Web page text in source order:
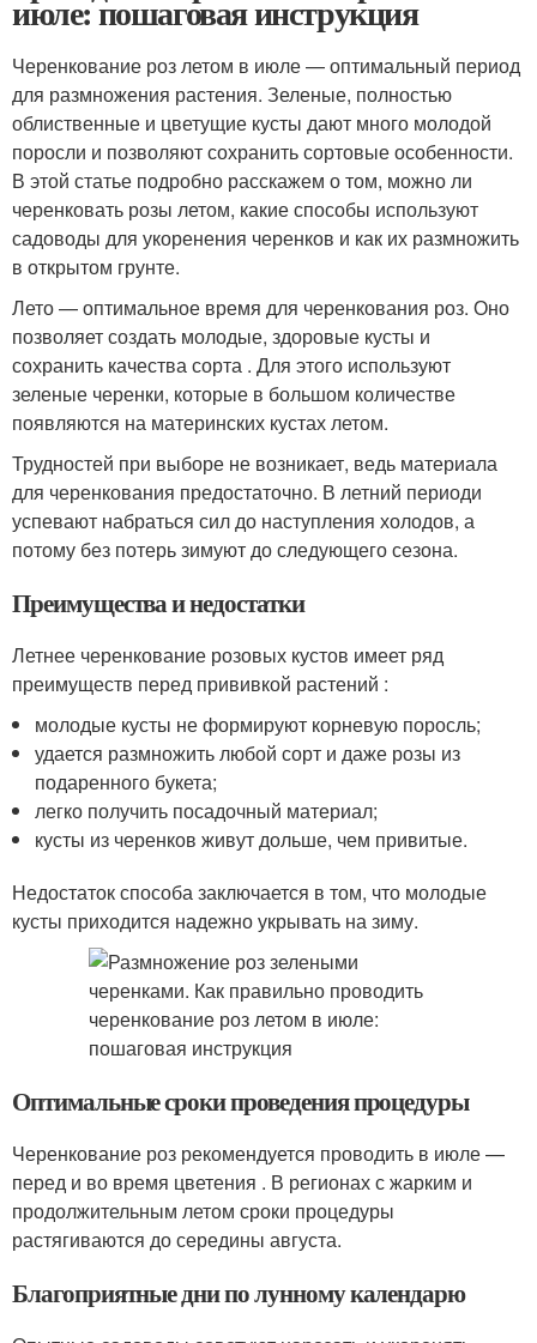
июле: пошаговая инструкция
Черенкование роз летом в июле — оптимальный период
для размножения растения. Зеленые, полностью
облиственные и цветущие кусты дают много молодой
поросли и позволяют сохранить сортовые особенности.
В этой статье подробно расскажем о том, можно ли
черенковать розы летом, какие способы используют
садоводы для укоренения черенков и как их размножить
в открытом грунте.
Лето — оптимальное время для черенкования роз. Оно
позволяет создать молодые, здоровые кусты и
сохранить качества сорта . Для этого используют
зеленые черенки, которые в большом количестве
появляются на материнских кустах летом.
Трудностей при выборе не возникает, ведь материала
для черенкования предостаточно. В летний периоди
успевают набраться сил до наступления холодов, а
потому без потерь зимуют до следующего сезона.
Преимущества и недостатки
Летнее черенкование розовых кустов имеет ряд
преимуществ перед прививкой растений :
молодые кусты не формируют корневую поросль;
удается размножить любой сорт и даже розы из
подаренного букета;
легко получить посадочный материал;
кусты из черенков живут дольше, чем привитые.
Недостаток способа заключается в том, что молодые
кусты приходится надежно укрывать на зиму.
Оптимальные сроки проведения процедуры
Черенкование роз рекомендуется проводить в июле —
перед и во время цветения . В регионах с жарким и
продолжительным летом сроки процедуры
растягиваются до середины августа.
Благоприятные дни по лунному календарю